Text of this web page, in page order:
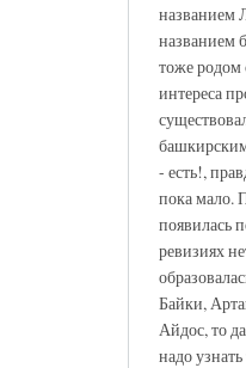
названием
названием
тоже родом
интереса
- есть!,
пока мало.
появилась
ревизиях
Байки,
Айдос, то
надо